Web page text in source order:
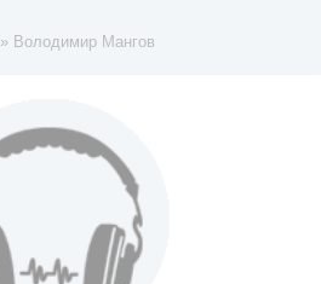
» Володимир Мангов